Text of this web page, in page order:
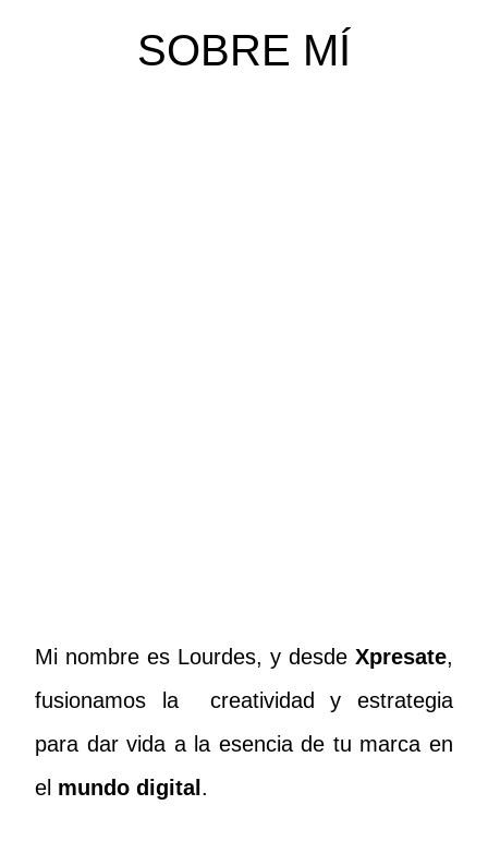
SOBRE MÍ
Mi nombre es Lourdes, y desde Xpresate,
fusionamos la creatividad y estrategia
para dar vida a la esencia de tu marca en
el mundo digital .